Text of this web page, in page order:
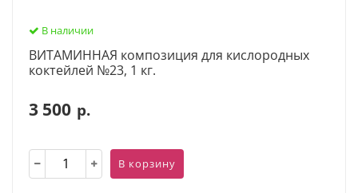
В наличии
ВИТАМИННАЯ композиция для кислородных
коктейлей №23, 1 кг.
3 500 р.
В корзину